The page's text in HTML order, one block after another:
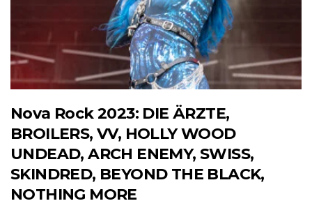
Nova Rock 2023: DIE ÄRZTE,
BROILERS, VV, HOLLY WOOD
UNDEAD, ARCH ENEMY, SWISS,
SKINDRED, BEYOND THE BLACK,
NOTHING MORE